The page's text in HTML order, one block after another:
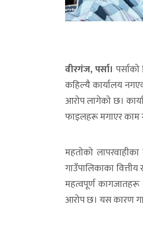
वीरगंज, पर्सा।
कहिल्यै कार्यालय
आरोप लागेको छ।
फाइलहरू मगाएर काम
महतोको
गाउँपालिकाका
महत्वपूर्ण कागजातहरू
आरोप छ। यस कारण